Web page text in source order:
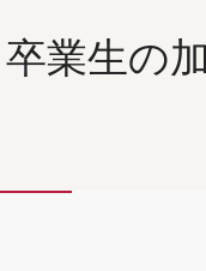
卒業生の